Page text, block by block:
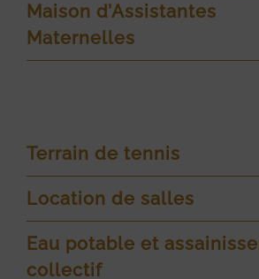
Maison d’Assistantes
Maternelles
Terrain de tennis
Location de salles
Eau potable et
collectif